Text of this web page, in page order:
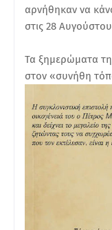
αρνήθηκαν να
στις 28
Τα ξημερώματα
στον «συνήθη